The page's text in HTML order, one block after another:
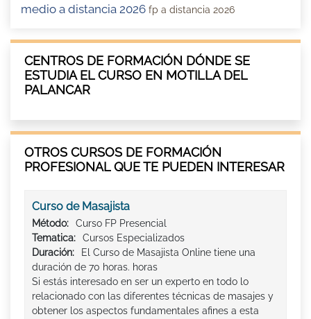
medio a distancia 2026 fp a distancia 2026
CENTROS DE FORMACIÓN DÓNDE SE
ESTUDIA EL CURSO EN MOTILLA DEL
PALANCAR
OTROS CURSOS DE FORMACIÓN
PROFESIONAL QUE TE PUEDEN INTERESAR
Curso de Masajista
Método:
Curso FP Presencial
Tematica:
Cursos Especializados
Duración:
El Curso de Masajista Online tiene una
duración de 70 horas. horas
Si estás interesado en ser un experto en todo lo
relacionado con las diferentes técnicas de masajes y
obtener los aspectos fundamentales afines a esta